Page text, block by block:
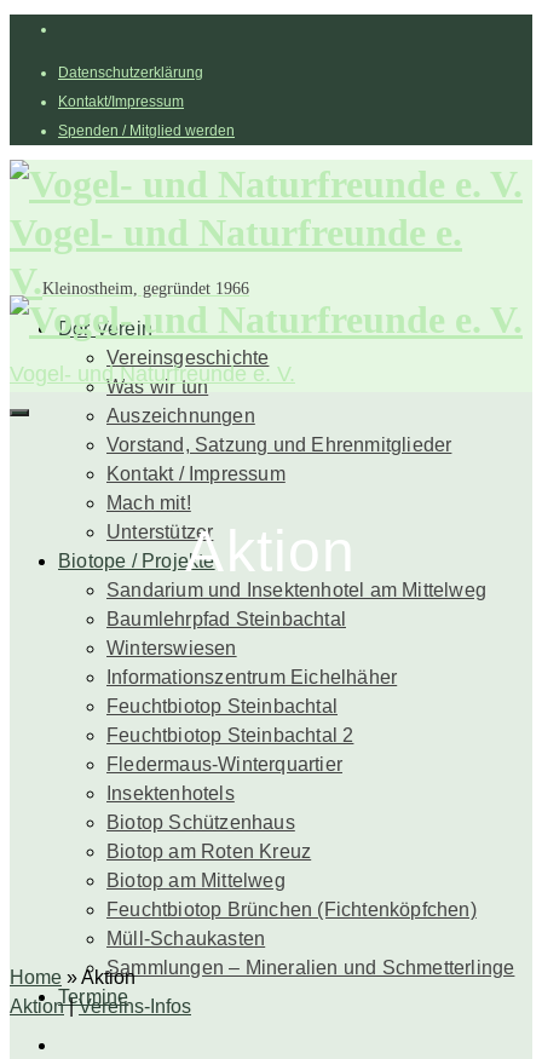
Datenschutzerklärung
Kontakt/Impressum
Spenden / Mitglied werden
Vogel- und Naturfreunde e.
V.Kleinostheim, gegründet 1966
Der Verein
Vereinsgeschichte
Was wir tun
Auszeichnungen
Vorstand, Satzung und Ehrenmitglieder
Kontakt / Impressum
Mach mit!
Unterstützer
Biotope / Projekte
Sandarium und Insektenhotel am Mittelweg
Baumlehrpfad Steinbachtal
Winterswiesen
Informationszentrum Eichelhäher
Feuchtbiotop Steinbachtal
Feuchtbiotop Steinbachtal 2
Fledermaus-Winterquartier
Insektenhotels
Biotop Schützenhaus
Biotop am Roten Kreuz
Biotop am Mittelweg
Feuchtbiotop Brünchen (Fichtenköpfchen)
Müll-Schaukasten
Sammlungen – Mineralien und Schmetterlinge
Termine
Vogel- und Naturfreunde e. V.
Aktion
Home »Aktion
Aktion|Vereins-Infos